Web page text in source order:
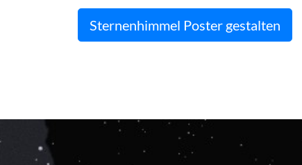
Sternenhimmel Poster gestalten